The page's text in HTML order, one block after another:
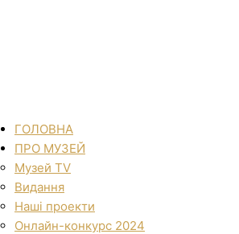
ГОЛОВНА
ПРО МУЗЕЙ
Музей TV
Видання
Наші проекти
Онлайн-конкурс 2024